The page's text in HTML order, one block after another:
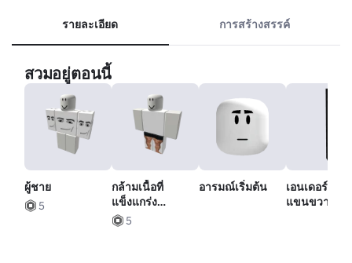
รายละเอียด การสร้างสรรค์
สวมอยู่ตอนนี้
ผู้ชาย
5
กล้ามเนื้อที่
แข็งแกร่ง
gigachad abs
แข็งแกร่ง fat
5
อารมณ์เริ่มต้น
เอนเดอร์แม
แขนขวา